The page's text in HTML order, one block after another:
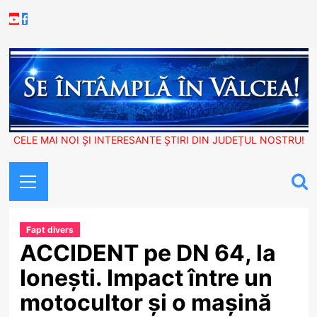
to
Youtube
Facebook
CELE MAI NOI ȘI INTERESANTE ȘTIRI DIN JUDEȚUL NOSTRU!
Menu
Fapt divers
ACCIDENT pe DN 64, la
Ionești. Impact între un
motocultor și o mașină